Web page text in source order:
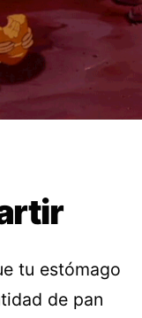
tu estómago
de pan